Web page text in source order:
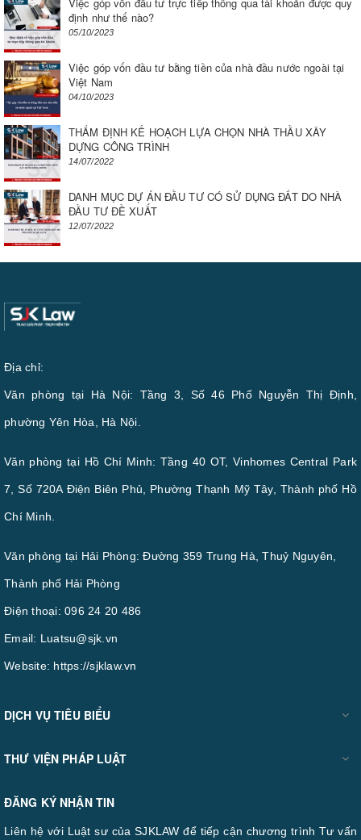
Việc góp vốn đầu tư trực tiếp thông qua tài khoản được quy
định như thế nào?
05/10/2023
Việc góp vốn đầu tư bằng tiền của nhà đầu nước ngoài tại
Việt Nam
04/10/2023
THẨM ĐỊNH KẾ HOẠCH LỰA CHỌN NHÀ THẦU XÂY
DỰNG CÔNG TRÌNH
14/07/2022
DANH MỤC DỰ ÁN ĐẦU TƯ CÓ SỬ DỤNG ĐẤT DO NHÀ
ĐẦU TƯ ĐỀ XUẤT
12/07/2022
Địa chỉ:
Văn phòng tại Hà Nội: Tầng 3, Số 46 Phố Nguyễn Thị Định,
phường Yên Hòa, Hà Nội.
Văn phòng tại Hồ Chí Minh: Tầng 40 OT, Vinhomes Central Park
7, Số 720A Điện Biên Phủ, Phường Thạnh Mỹ Tây, Thành phố Hồ
Chí Minh.
Văn phòng tại Hải Phòng: Đường 359 Trung Hà, Thuỷ Nguyên,
Thành phố Hải Phòng
Điện thoại: 096 24 20 486
Email: Luatsu@sjk.vn
Website: https://sjklaw.vn
DỊCH VỤ TIÊU BIỂU
THƯ VIỆN PHÁP LUẬT
ĐĂNG KÝ NHẬN TIN
Liên hệ với Luật sư của SJKLAW để tiếp cận chương trình Tư vấn